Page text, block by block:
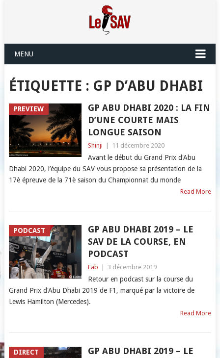
MENU
ÉTIQUETTE : GP D’ABU DHABI
PREVIEW
GP ABU DHABI 2020 : LA FIN
D’UNE COURTE MAIS
LONGUE SAISON
Shinji 11 décembre 2020
Avant le début du Grand Prix d'Abu
Dhabi 2020, l’équipe du SAV vous propose sa présentation de la
17è épreuve de la 71è saison du Championnat du monde
Read More
PODCAST
GP ABU DHABI 2019 – LE
SAV DE LA COURSE, EN
PODCAST
Fab 3 décembre 2019
Retour en podcast sur la course du
Grand Prix d'Abu Dhabi 2019 de F1, marqué par la victoire de
Lewis Hamilton (Mercedes).
Read More
DIRECT
GP ABU DHABI 2019 – LE